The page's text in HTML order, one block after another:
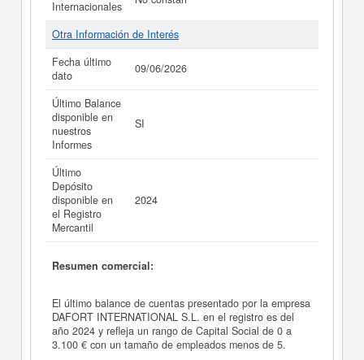
Internacionales
Otra Información de Interés
Fecha último
dato
09/06/2026
Último Balance
disponible en
nuestros
Informes
SI
Último
Depósito
disponible en
el Registro
Mercantil
2024
Resumen comercial:
El último balance de cuentas presentado por la empresa
DAFORT INTERNATIONAL S.L. en el registro es del
año 2024 y refleja un rango de Capital Social de 0 a
3.100 € con un tamaño de empleados menos de 5.